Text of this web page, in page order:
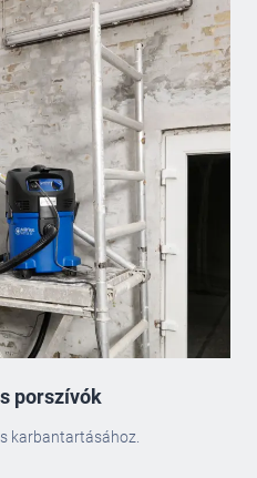
porszívók
karbantartásához.